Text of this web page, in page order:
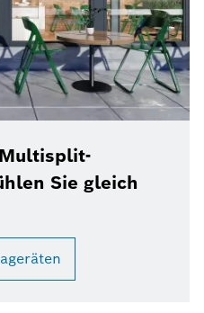
Sie gleich